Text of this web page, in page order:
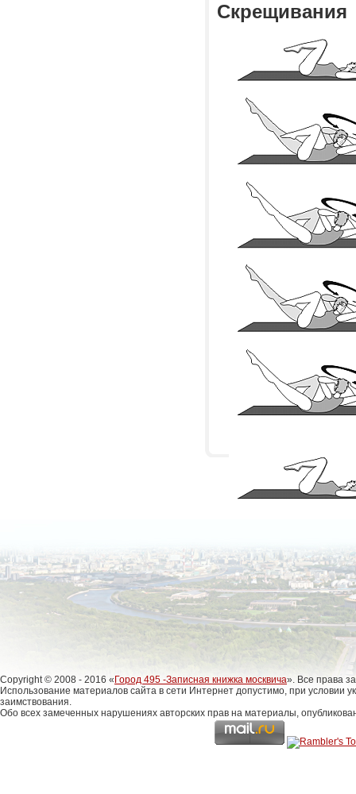
Скрещивания
Copyright © 2008 - 2016 « Город 495 -Записная книжка москвича». Все права
Использование материалов сайта в сети Интернет допустимо, при условии
заимствования.
Обо всех замеченных нарушениях авторских прав на материалы,